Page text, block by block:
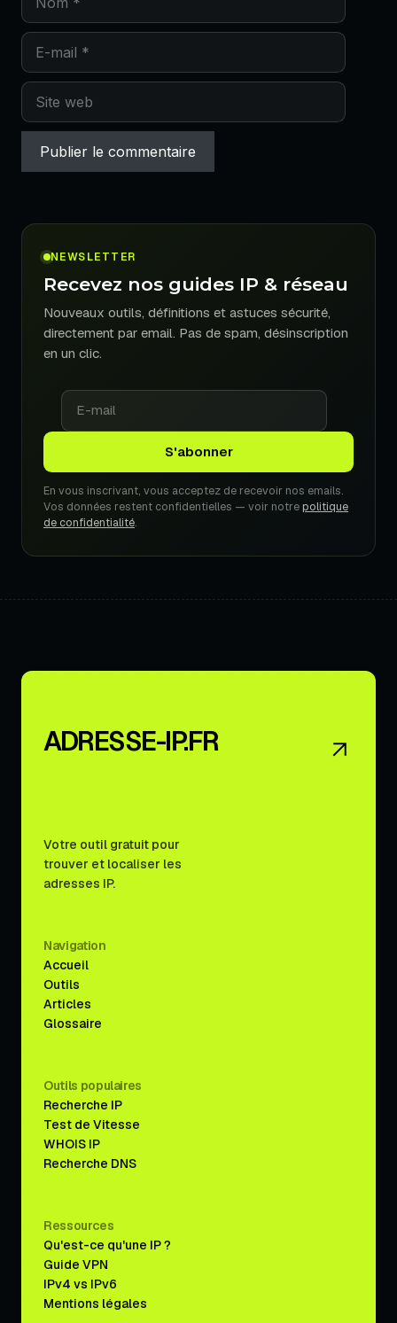
E-
mail
Site
web
NEWSLETTER
Recevez nos guides IP & réseau
Nouveaux outils, définitions et astuces sécurité,
directement par email. Pas de spam, désinscription
en un clic.
En vous inscrivant, vous acceptez de recevoir nos emails.
Vos données restent confidentielles — voir notrepolitique
de confidentialité.
ADRESSE-IP.FR
Votre outil gratuit pour
trouver et localiser les
adresses IP.
Navigation
Accueil
Outils
Articles
Glossaire
Outils populaires
Recherche IP
Test de Vitesse
WHOIS IP
Recherche DNS
Ressources
Qu'est-ce qu'une IP ?
Guide VPN
IPv4 vs IPv6
Mentions légales